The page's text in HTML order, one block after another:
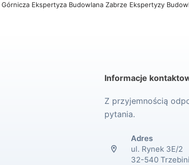
Ekspertyza Budowlana Zabrze Ekspertyzy
Informacje
Z przyjemnością
pytania.
Adres
ul. Rynek 3E/2
32-540